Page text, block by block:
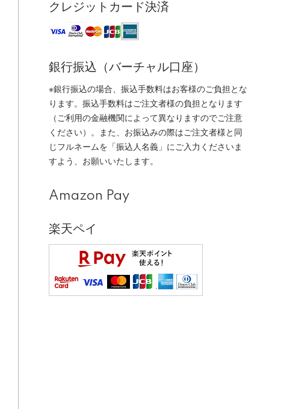
クレジットカード決済
銀行振込（バーチャル口座）
※銀行振込の場合、振込手数料はお客様のご負担とな
ります。振込手数料はご注文者様の負担となります
（ご利用の金融機関によって異なりますのでご注意
ください）。また、お振込みの際はご注文者様と同
じフルネームを「振込人名義」にご入力くださいま
すよう、お願いいたします。
Amazon Pay
楽天ペイ